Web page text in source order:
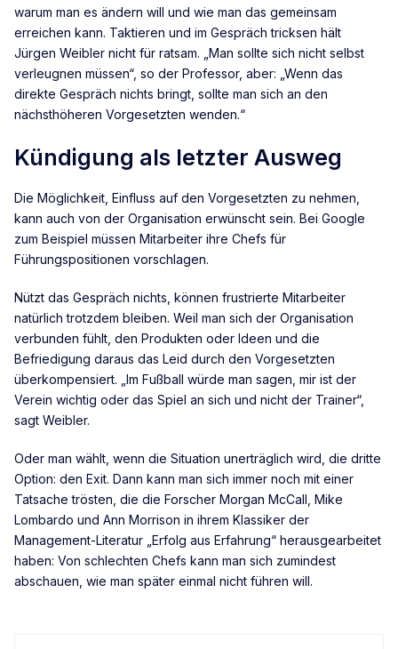
warum man es ändern will und wie man das gemeinsam
erreichen kann. Taktieren und im Gespräch tricksen hält
Jürgen Weibler nicht für ratsam. „Man sollte sich nicht selbst
verleugnen müssen“, so der Professor, aber: „Wenn das
direkte Gespräch nichts bringt, sollte man sich an den
nächsthöheren Vorgesetzten wenden.“
Kündigung als letzter Ausweg
Die Möglichkeit, Einfluss auf den Vorgesetzten zu nehmen,
kann auch von der Organisation erwünscht sein. Bei Google
zum Beispiel müssen Mitarbeiter ihre Chefs für
Führungspositionen vorschlagen.
Nützt das Gespräch nichts, können frustrierte Mitarbeiter
natürlich trotzdem bleiben. Weil man sich der Organisation
verbunden fühlt, den Produkten oder Ideen und die
Befriedigung daraus das Leid durch den Vorgesetzten
überkompensiert. „Im Fußball würde man sagen, mir ist der
Verein wichtig oder das Spiel an sich und nicht der Trainer“,
sagt Weibler.
Oder man wählt, wenn die Situation unerträglich wird, die dritte
Option: den Exit. Dann kann man sich immer noch mit einer
Tatsache trösten, die die Forscher Morgan McCall, Mike
Lombardo und Ann Morrison in ihrem Klassiker der
Management-Literatur „Erfolg aus Erfahrung“ herausgearbeitet
haben: Von schlechten Chefs kann man sich zumindest
abschauen, wie man später einmal nicht führen will.